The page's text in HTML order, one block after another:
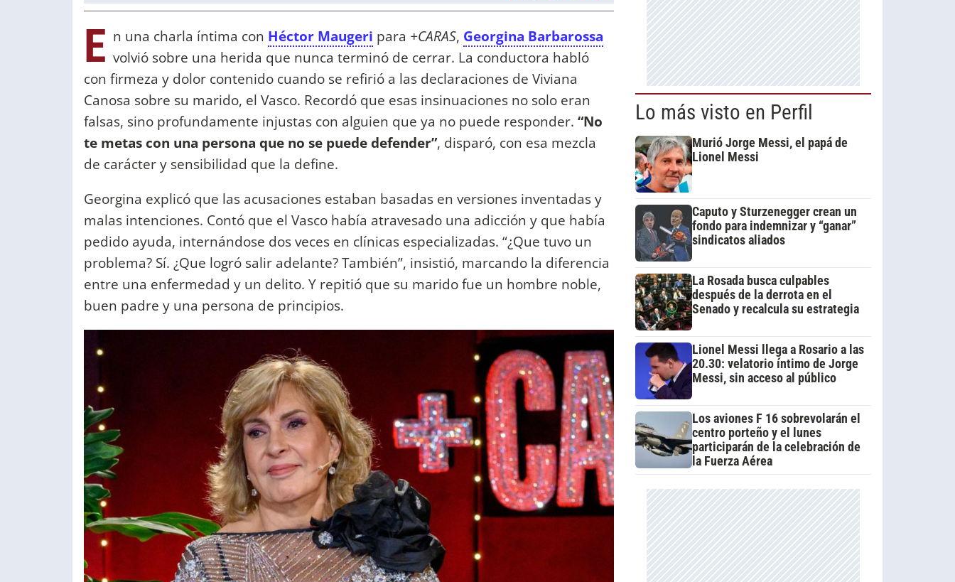
E n una charla íntima con Héctor Maugeri para +CARAS, Georgina Barbarossa
volvió sobre una herida que nunca terminó de cerrar. La conductora habló
con firmeza y dolor contenido cuando se refirió a las declaraciones de Viviana
Canosa sobre su marido, el Vasco. Recordó que esas insinuaciones no solo eran
falsas, sino profundamente injustas con alguien que ya no puede responder. “No
te metas con una persona que no se puede defender”, disparó, con esa mezcla
de carácter y sensibilidad que la define.
Georgina explicó que las acusaciones estaban basadas en versiones inventadas y
malas intenciones. Contó que el Vasco había atravesado una adicción y que había
pedido ayuda, internándose dos veces en clínicas especializadas. “¿Que tuvo un
problema? Sí. ¿Que logró salir adelante? También”, insistió, marcando la diferencia
entre una enfermedad y un delito. Y repitió que su marido fue un hombre noble,
buen padre y una persona de principios.
Lo más visto en Perfil
Murió Jorge Messi, el papá de
Lionel Messi
Caputo y Sturzenegger crean un
fondo para indemnizar y “ganar”
sindicatos aliados
La Rosada busca culpables
después de la derrota en el
Senado y recalcula su estrategia
Lionel Messi llega a Rosario a las
20.30: velatorio íntimo de Jorge
Messi, sin acceso al público
Los aviones F 16 sobrevolarán el
centro porteño y el lunes
participarán de la celebración de
la Fuerza Aérea